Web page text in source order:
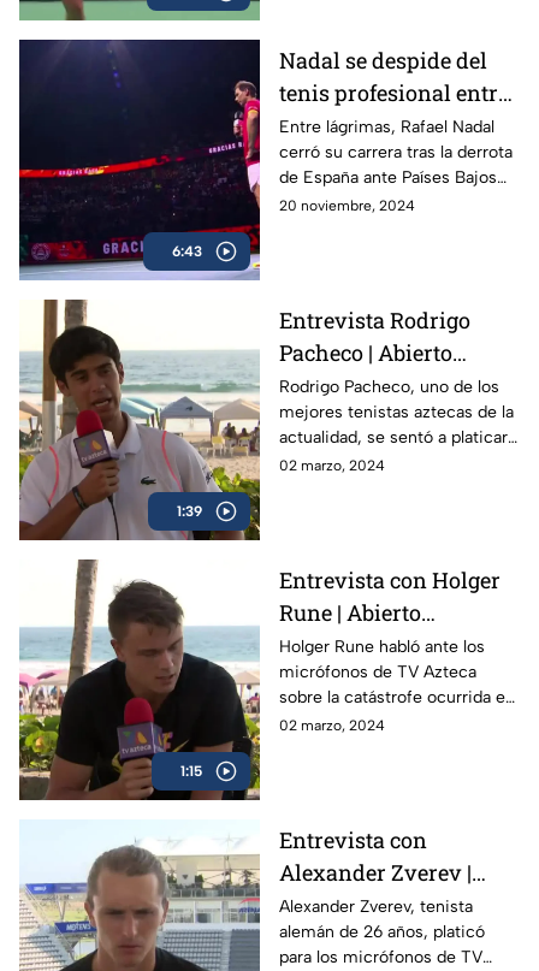
6:43
Nadal se despide del
tenis profesional entre
lágrimas
Entre lágrimas, Rafael Nadal
cerró su carrera tras la derrota
de España ante Países Bajos
en la Copa Davis, dejando un
20 noviembre, 2024
1:39
Entrevista Rodrigo
Pacheco | Abierto
Mexicano de Tenis
Rodrigo Pacheco, uno de los
mejores tenistas aztecas de la
actualidad, se sentó a platicar
con TV Azteca previo al
02 marzo, 2024
1:15
Entrevista con Holger
Rune | Abierto
Mexicano de Tenis
Holger Rune habló ante los
micrófonos de TV Azteca
sobre la catástrofe ocurrida en
Acapulco y como el Abierto
02 marzo, 2024
Entrevista con
Alexander Zverev |
Abierto Mexicano de
Tenis
Alexander Zverev, tenista
alemán de 26 años, platicó
para los micrófonos de TV